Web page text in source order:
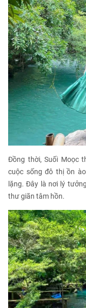
Đồng thời, Suối Moọc
cuộc sống đô thị ồn
lặng. Đây là nơi lý
thư giãn tâm hồn.